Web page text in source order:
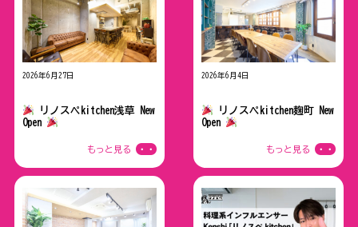
2026年6月27日
リノスぺkitchen浅草 New
Open
もっと見る ・・
2026年6月4日
リノスぺkitchen麹町 New
Open
もっと見る ・・